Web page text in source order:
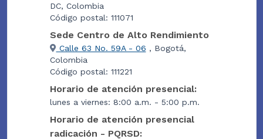
DC, Colombia
Código postal: 111071
Sede Centro de Alto Rendimiento
Calle 63 No. 59A - 06 , Bogotá,
Colombia
Código postal: 111221
Horario de atención presencial:
lunes a viernes: 8:00 a.m. - 5:00 p.m.
Horario de atención presencial
radicación - PQRSD: